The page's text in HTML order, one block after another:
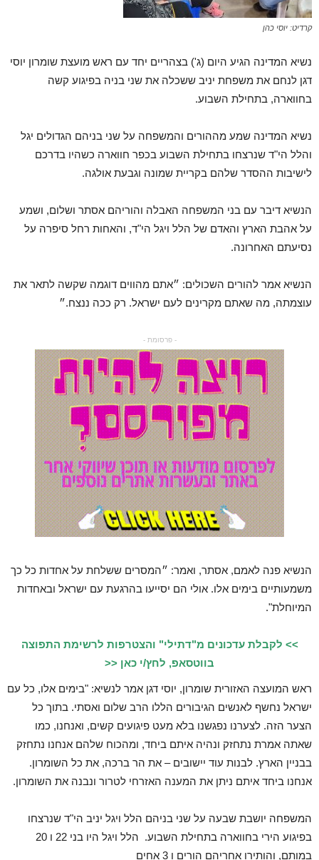
קרדיט: יוסי כהן
נשיא המדינה הגיע היום (ג') בצהריים יחד עם ראש מועצת שומרון יוסי
דגן לנחם את משפחת יניב ששכלה את שני בניה בפיגוע קשה
בחווארה, בתחילת השבוע.
נשיא המדינה שמע מההורים והמשפחה על שני בניהם הגדולים יגל
והלל הי"ד שנרצחו בתחילת השבוע בכפר חווארה כשהיו בדרכם
לישיבות ההסדר שלהם בקריית שמונה וגבעת אולגה.
הנשיא דיבר עם בני המשפחה האבלה והוריהם אסתר ושלום, ושמע
על אהבת הארץ והאדם של הלל ויגל הי"ד, והאחות רחל סיפרה על
נסיעתם האחרונה.
הנשיא אמר להורים השכולים: ״אתם מהווים דוגמה שקשה לתאר את
עוצמתה, מה שאתם מקרינים לעם ישראל. רק ככה ננצח.״
- פרסומת -
הנשיא פנה לאמם, אסתר, ואמר: ״המסרים ששלחת על אחדות כל כך
משמעותיים בימים אלו. אולי הם יסייעו בהרגעת עם ישראל ובאחדות
המיוחלת".
>> לקבלת עדכונים מ"דתילי" והצטרפות לרשימת התפוצה
בווטסאפ, לחץ/י כאן <<
ראש המועצה האזורית שומרון, יוסי דגן אמר לנשיא: "בימים אלו, כל עם
ישראל נחשף לאנשים הגיבורים הללו הרב שלום ואסתי. בתוך כל
הצער הזה. לצערנו נפגשנו בלא מעט פיגועים קשים, ואנחנו, כמו
שאתה אמרת נתחזק ונהיה איתם ביחד, ומהכוח שלהם אנחנו נתחזק
בבניין הארץ. לבנות עוד יישובים – את הר ברכה, את כל השומרון.
אנחנו ביחד איתם ניתן את המענה האזרחי לטרור ונבנה את השומרון.
המשפחה יושבת שבעה על שני בניהם הלל ויגל יניב הי"ד שנרצחו
בפיגוע הירי בחווארה בתחילת השבוע. הלל ויגל היו בני 22 ו 20
במותם, והותירו אחריהם הורים ו 3 אחים